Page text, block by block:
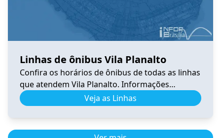
Linhas de ônibus Vila Planalto
Confira os horários de ônibus de todas as linhas
que atendem Vila Planalto. Informações
atualizadas, itinerários completos e facilidades
para planejar sua viagem no DF.
Veja as Linhas